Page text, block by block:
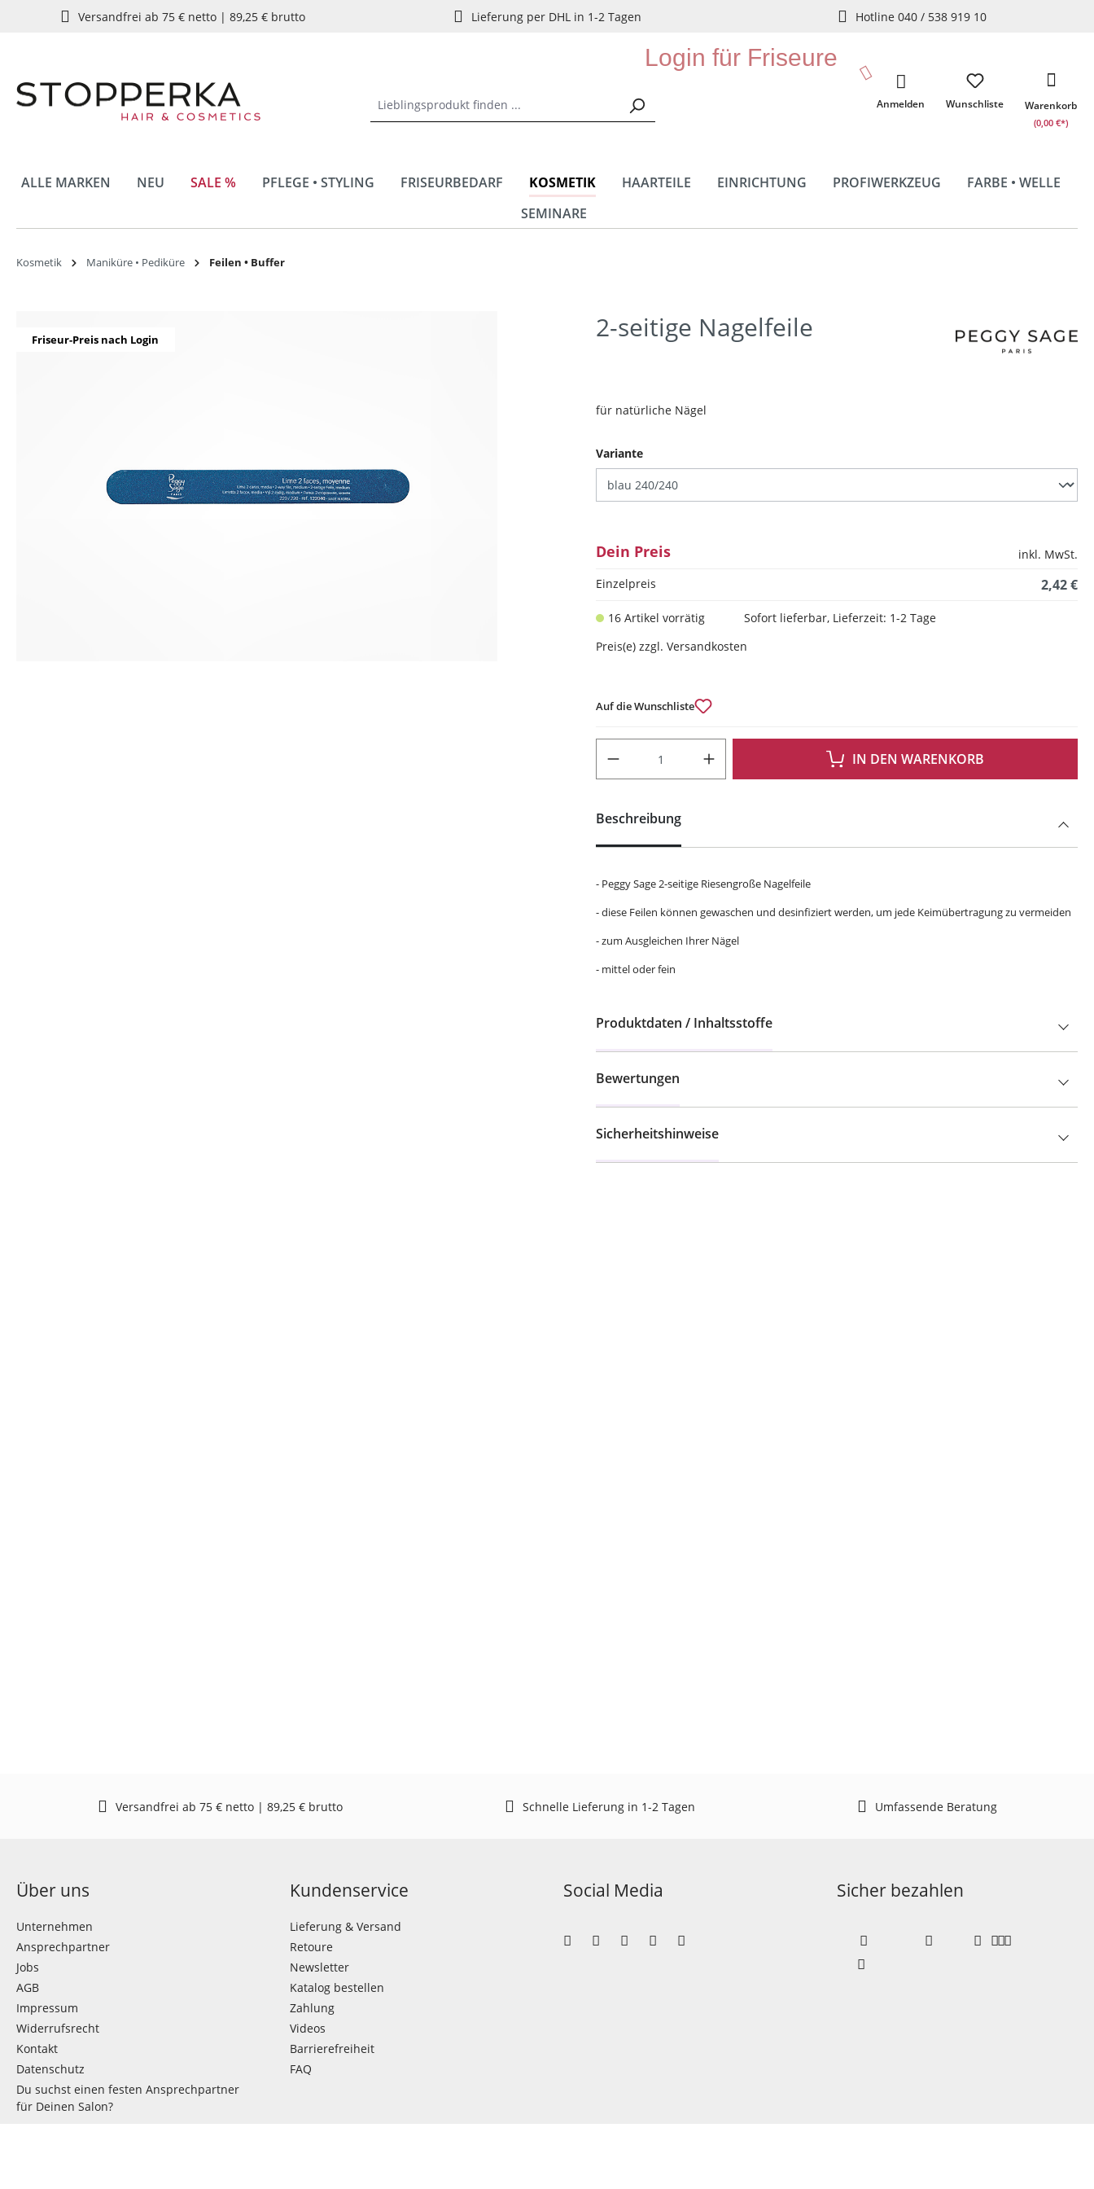
Zur Hauptnavigation springen
Versandfrei ab 75 € netto | 89,25 € brutto Lieferung per DHL in 1-2 Tagen Hotline 040 / 538 919 10
Login für Friseure
Wunschliste
Anmelden Warenkorb
(0,00 €*)
ALLE MARKEN NEU SALE % PFLEGE • STYLING FRISEURBEDARF KOSMETIK HAARTEILE EINRICHTUNG PROFIWERKZEUG
FARBE • WELLE
SEMINARE
Kosmetik Maniküre • Pediküre Feilen • Buffer
Friseur-Preis nach Login 2-seitige Nagelfeile
für natürliche Nägel
Varianteauswählen
Dein Preis
inkl. MwSt.
Einzelpreis
2,42 €
16 Artikel vorrätig
Sofort lieferbar, Lieferzeit: 1-2 Tage
Preis(e) zzgl. Versandkosten
Auf die Wunschliste
IN DEN WARENKORB
Beschreibung
- Peggy Sage 2-seitige Riesengroße Nagelfeile
- diese Feilen können gewaschen und desinfiziert werden, um jede Keimübertragung zu vermeiden
- zum Ausgleichen Ihrer Nägel
- mittel oder fein
Produktdaten / Inhaltsstoffe
Bewertungen
Sicherheitshinweise
Versandfrei ab 75 € netto | 89,25 € brutto Schnelle Lieferung in 1-2 Tagen Umfassende Beratung
Über uns
Unternehmen
Ansprechpartner
Jobs
AGB
Impressum
Widerrufsrecht
Kontakt
Datenschutz
Du suchst einen festen Ansprechpartner
für Deinen Salon?
Kundenservice
Lieferung & Versand
Retoure
Newsletter
Katalog bestellen
Zahlung
Videos
Barrierefreiheit
FAQ
Social Media Sicher bezahlen